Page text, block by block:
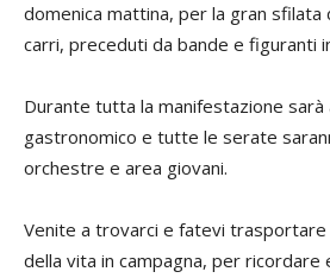
domenica mattina, per la gran sfilata
carri, preceduti da bande e figuranti
Durante tutta la manifestazione
gastronomico e tutte le serate
orchestre e area giovani.
Venite a trovarci e fatevi trasportare
della vita in campagna, per ricordare